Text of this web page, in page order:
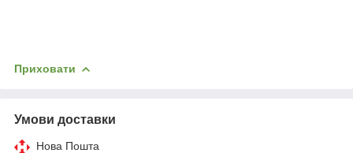
Приховати
Умови доставки
Нова Пошта